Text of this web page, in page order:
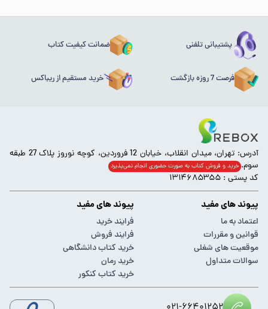
پشتیبانی تلفنی ضمانت کیفیت کتاب
فرصت 7 روزه بازگشت خرید مستقیم از ریباکس
آدرس: تهران، میدان انقلاب، خیابان 12 فروردین، کوچه نوروز پلاک 27 طبقه
سوم. خرید و فروش کتاب به صورت حضوری انجام‌ نمی‌پذیرد
کد پستی : ۱۳۱۴۶۸۵۳۵۵
پیوند های مفید
اعتماد به ما
قوانین و مقررات
موقعیت های شغلی
سوالات متداول
پیوند های مفید
فرایند خرید
فرایند فروش
خرید کتاب دانشگاهی
خرید رمان
خرید کتاب کنکور